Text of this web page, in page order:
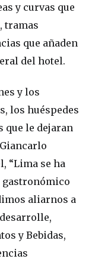
y curvas que
tramas
que añaden
del hotel.
y los
los huéspedes
que le dejaran
“Lima se ha
aliarnos a
y Bebidas,